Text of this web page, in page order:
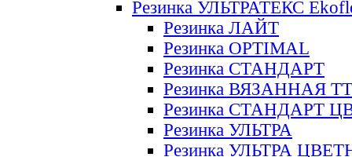
Резинка УЛЬТРАТЕКС
Резинка ЛАЙТ
Резинка OPTIMAL
Резинка СТАНДАРТ
Резинка ВЯЗАННАЯ ТТ
Резинка СТАНДАРТ
Резинка УЛЬТРА
Резинка УЛЬТРА